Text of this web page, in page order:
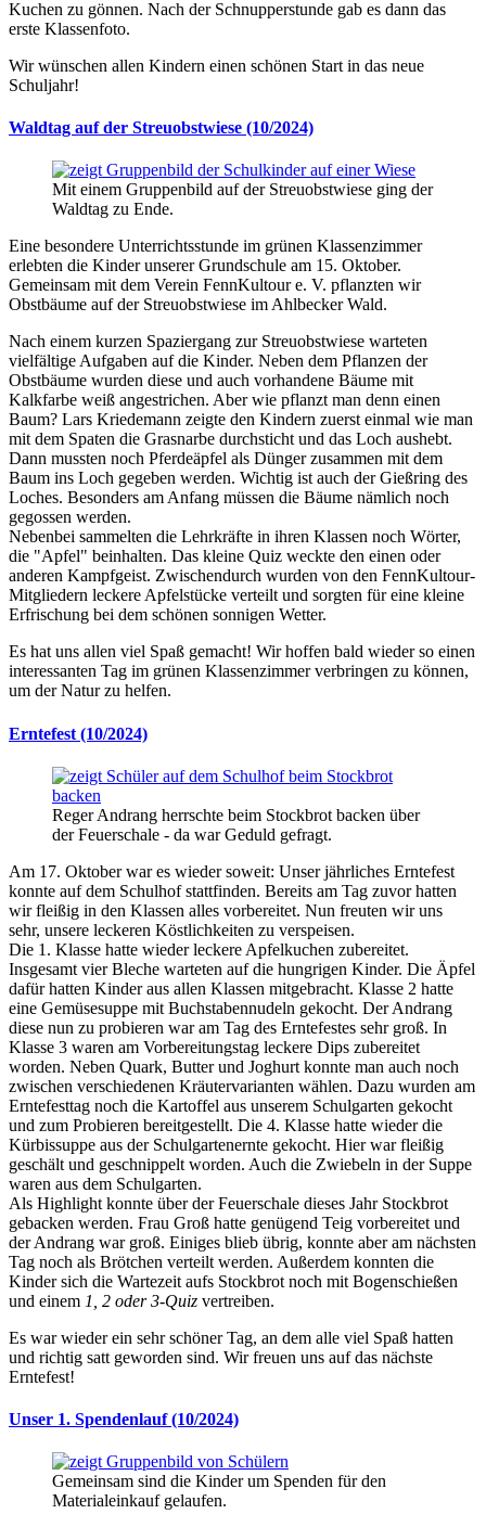
Kuchen zu gönnen. Nach der Schnupperstunde gab es dann das
erste Klassenfoto.
Wir wünschen allen Kindern einen schönen Start in das neue
Schuljahr!
Waldtag auf der Streuobstwiese (10/2024)
Mit einem Gruppenbild auf der Streuobstwiese ging der
Waldtag zu Ende.
Eine besondere Unterrichtsstunde im grünen Klassenzimmer
erlebten die Kinder unserer Grundschule am 15. Oktober.
Gemeinsam mit dem Verein FennKultour e. V. pflanzten wir
Obstbäume auf der Streuobstwiese im Ahlbecker Wald.
Nach einem kurzen Spaziergang zur Streuobstwiese warteten
vielfältige Aufgaben auf die Kinder. Neben dem Pflanzen der
Obstbäume wurden diese und auch vorhandene Bäume mit
Kalkfarbe weiß angestrichen. Aber wie pflanzt man denn einen
Baum? Lars Kriedemann zeigte den Kindern zuerst einmal wie man
mit dem Spaten die Grasnarbe durchsticht und das Loch aushebt.
Dann mussten noch Pferdeäpfel als Dünger zusammen mit dem
Baum ins Loch gegeben werden. Wichtig ist auch der Gießring des
Loches. Besonders am Anfang müssen die Bäume nämlich noch
gegossen werden.
Nebenbei sammelten die Lehrkräfte in ihren Klassen noch Wörter,
die "Apfel" beinhalten. Das kleine Quiz weckte den einen oder
anderen Kampfgeist. Zwischendurch wurden von den FennKultour-
Mitgliedern leckere Apfelstücke verteilt und sorgten für eine kleine
Erfrischung bei dem schönen sonnigen Wetter.
Es hat uns allen viel Spaß gemacht! Wir hoffen bald wieder so einen
interessanten Tag im grünen Klassenzimmer verbringen zu können,
um der Natur zu helfen.
Erntefest (10/2024)
Reger Andrang herrschte beim Stockbrot backen über
der Feuerschale - da war Geduld gefragt.
Am 17. Oktober war es wieder soweit: Unser jährliches Erntefest
konnte auf dem Schulhof stattfinden. Bereits am Tag zuvor hatten
wir fleißig in den Klassen alles vorbereitet. Nun freuten wir uns
sehr, unsere leckeren Köstlichkeiten zu verspeisen.
Die 1. Klasse hatte wieder leckere Apfelkuchen zubereitet.
Insgesamt vier Bleche warteten auf die hungrigen Kinder. Die Äpfel
dafür hatten Kinder aus allen Klassen mitgebracht. Klasse 2 hatte
eine Gemüsesuppe mit Buchstabennudeln gekocht. Der Andrang
diese nun zu probieren war am Tag des Erntefestes sehr groß. In
Klasse 3 waren am Vorbereitungstag leckere Dips zubereitet
worden. Neben Quark, Butter und Joghurt konnte man auch noch
zwischen verschiedenen Kräutervarianten wählen. Dazu wurden am
Erntefesttag noch die Kartoffel aus unserem Schulgarten gekocht
und zum Probieren bereitgestellt. Die 4. Klasse hatte wieder die
Kürbissuppe aus der Schulgartenernte gekocht. Hier war fleißig
geschält und geschnippelt worden. Auch die Zwiebeln in der Suppe
waren aus dem Schulgarten.
Als Highlight konnte über der Feuerschale dieses Jahr Stockbrot
gebacken werden. Frau Groß hatte genügend Teig vorbereitet und
der Andrang war groß. Einiges blieb übrig, konnte aber am nächsten
Tag noch als Brötchen verteilt werden. Außerdem konnten die
Kinder sich die Wartezeit aufs Stockbrot noch mit Bogenschießen
und einem 1, 2 oder 3-Quiz vertreiben.
Es war wieder ein sehr schöner Tag, an dem alle viel Spaß hatten
und richtig satt geworden sind. Wir freuen uns auf das nächste
Erntefest!
Unser 1. Spendenlauf (10/2024)
Gemeinsam sind die Kinder um Spenden für den
Materialeinkauf gelaufen.